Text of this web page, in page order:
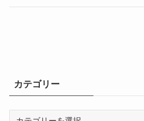
カテゴリー